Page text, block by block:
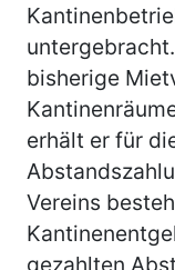
untergebracht.
bisherige
erhält er für
Vereins
gezahlten